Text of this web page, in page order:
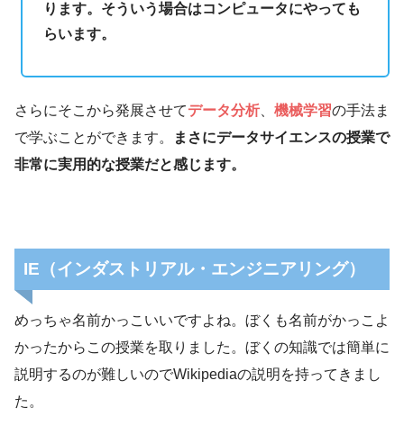
ります。そういう場合はコンピュータにやっても
らいます。
さらにそこから発展させてデータ分析 機械学習の手法ま
で学ぶことができます。
まさにデータサイエンスの授業で
非常に実用的な授業だと感じます。
IE（インダストリアル・エンジニアリング）
めっちゃ名前かっこいいですよね。ぼくも名前がかっこよ
かったからこの授業を取りました。ぼくの知識では簡単に
説明するのが難しいのでWikipediaの説明を持ってきまし
た。